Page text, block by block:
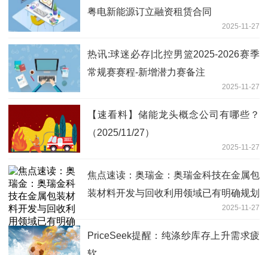
粤电新能源订立融资租赁合同
2025-11-27
热讯:球迷必存|北控男篮2025-2026赛季
常规赛赛程-新增潜力赛备注
2025-11-27
【速看料】储能龙头概念公司有哪些？
（2025/11/27）
2025-11-27
焦点速读：奥瑞金：奥瑞金科技在金属包
装材料开发与回收利用领域已有明确规划
2025-11-27
PriceSeek提醒：纯涤纱库存上升需求疲